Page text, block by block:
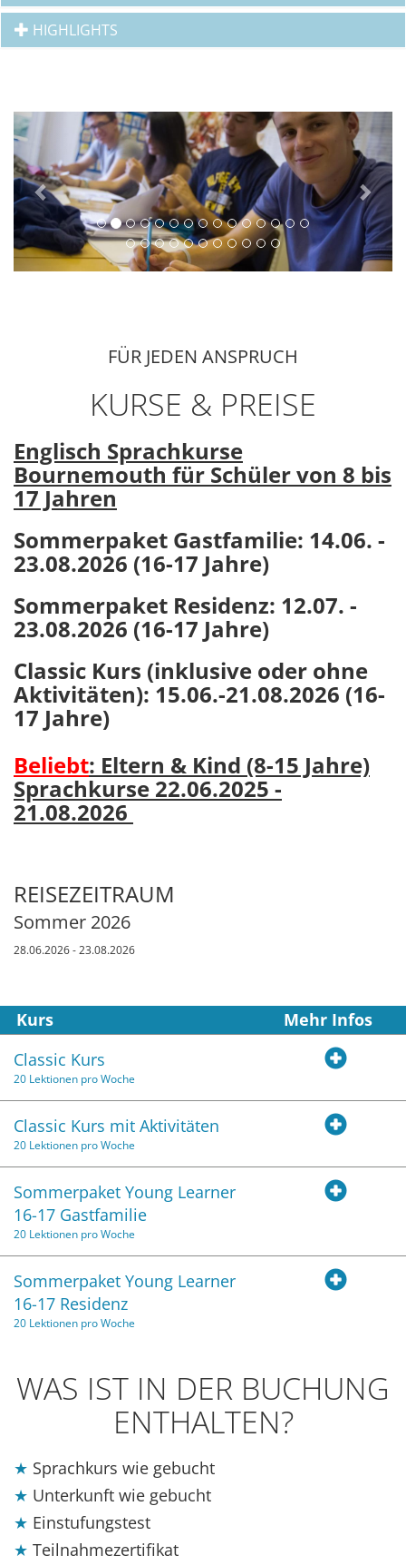
HIGHLIGHTS
Previous Next
FÜR JEDEN ANSPRUCH
KURSE & PREISE
Englisch Sprachkurse
Bournemouth für Schüler von 8 bis
17 Jahren
Sommerpaket Gastfamilie: 14.06. -
23.08.2026 (16-17 Jahre)
Sommerpaket Residenz: 12.07. -
23.08.2026 (16-17 Jahre)
Classic Kurs (inklusive oder ohne
Aktivitäten): 15.06.-21.08.2026 (16-
17 Jahre)
Beliebt: Eltern & Kind (8-15 Jahre)
Sprachkurse 22.06.2025 -
21.08.2026
REISEZEITRAUM
Sommer 2026
28.06.2026 - 23.08.2026
Kurs
Mehr Infos
Classic Kurs
20 Lektionen pro Woche
Classic Kurs mit Aktivitäten
20 Lektionen pro Woche
Sommerpaket Young Learner
16-17 Gastfamilie
20 Lektionen pro Woche
Sommerpaket Young Learner
16-17 Residenz
20 Lektionen pro Woche
WAS IST IN DER BUCHUNG
ENTHALTEN?
Sprachkurs wie gebucht
Unterkunft wie gebucht
Einstufungstest
Teilnahmezertifikat